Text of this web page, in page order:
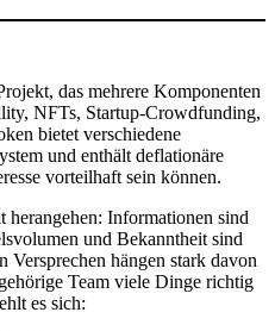
das mehrere Komponenten
NFTs, Startup-Crowdfunding,
bietet verschiedene
und enthält deflationäre
vorteilhaft sein können.
Informationen sind
und Bekanntheit sind
Versprechen hängen stark davon
Team viele Dinge richtig
es sich: